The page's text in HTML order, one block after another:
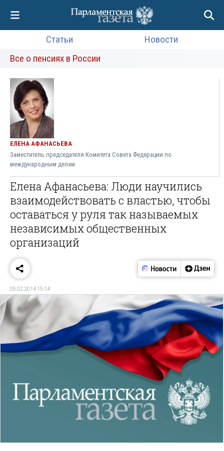
Статьи
Новости
Все о пенсиях в России
ЕЛЕНА АФАНАСЬЕВА
Заместитель председателя Комитета Совета Федерации по
международным делам
Елена Афанасьева: Люди научились
взаимодействовать с властью, чтобы
оставаться у руля так называемых
независимых общественных
организаций
05.02.2014 15:14